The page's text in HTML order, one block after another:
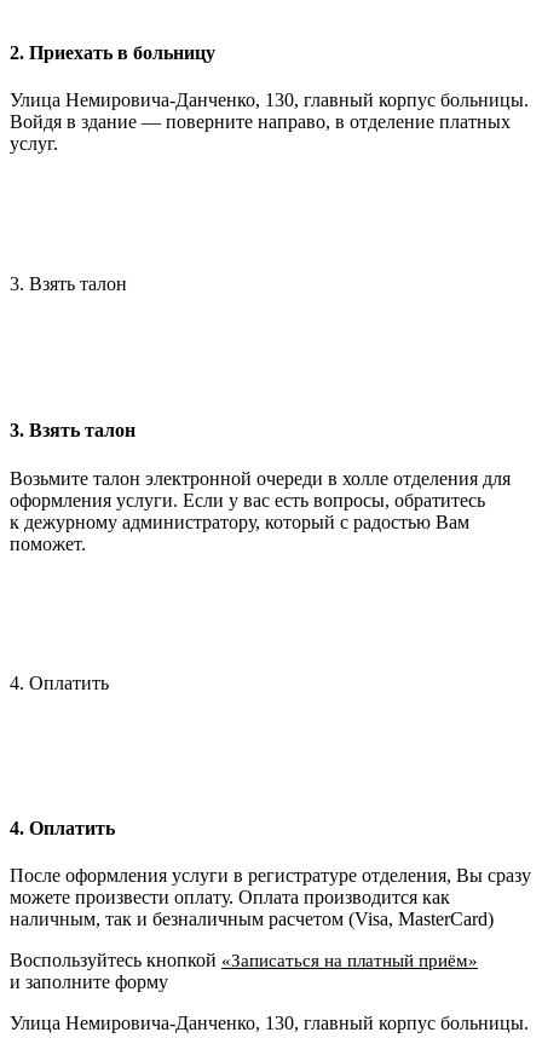
2. Приехать в больницу
Улица Немировича-Данченко, 130, главный корпус больницы.
Войдя в здание — поверните направо, в отделение платных
услуг.
3. Взять талон
3. Взять талон
Возьмите талон электронной очереди в холле отделения для
оформления услуги. Если у вас есть вопросы, обратитесь
к дежурному администратору, который с радостью Вам
поможет.
4. Оплатить
4. Оплатить
После оформления услуги в регистратуре отделения, Вы сразу
можете произвести оплату. Оплата производится как
наличным, так и безналичным расчетом (Visa, MasterCard)
Воспользуйтесь кнопкой «Записаться на платный приём»
и заполните форму
Улица Немировича-Данченко, 130, главный корпус больницы.